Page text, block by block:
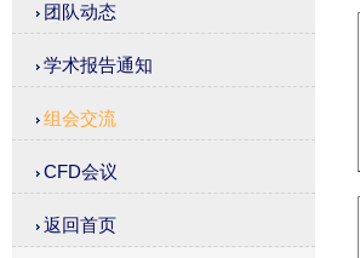
团队动态
学术报告通知
组会交流
CFD会议
返回首页